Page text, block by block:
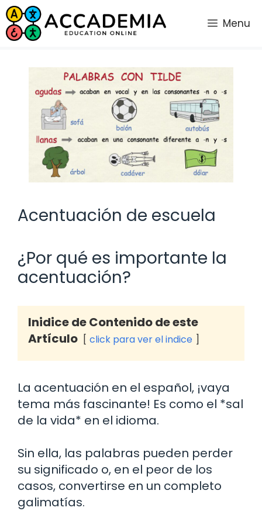
Saltar
al
contenido
Menu
Acentuación de escuela
¿Por qué es importante la
acentuación?
Inidice de Contenido de este
Artículo
click para ver el indice
La acentuación en el español, ¡vaya
tema más fascinante! Es como el *sal
de la vida* en el idioma.
Sin ella, las palabras pueden perder
su significado o, en el peor de los
casos, convertirse en un completo
galimatías.